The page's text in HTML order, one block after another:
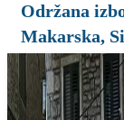
Održana
Makarska,